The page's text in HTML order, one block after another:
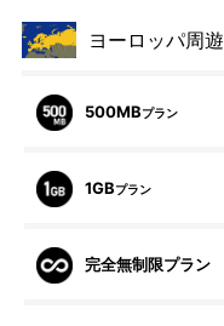
ヨーロッパ周遊
500MBプラン
1GBプラン
完全無制限プラン